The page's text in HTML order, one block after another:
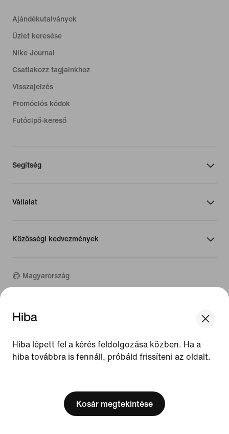
Hiba
Hiba lépett fel a kérés feldolgozása közben. Ha a
hiba továbbra is fennáll, próbáld frissíteni az oldalt.
Kosár megtekintése
Ajándékutalványok
Üzlet keresése
Nike Journal
Csatlakozz tagjainkhoz
Visszajelzés
Promóciós kódok
Futócipő-kereső
Segítség
Vállalat
Közösségi kedvezmények
Magyarország
©2026
Útmutatók
Értékesítési feltételek
Vállalat adatai